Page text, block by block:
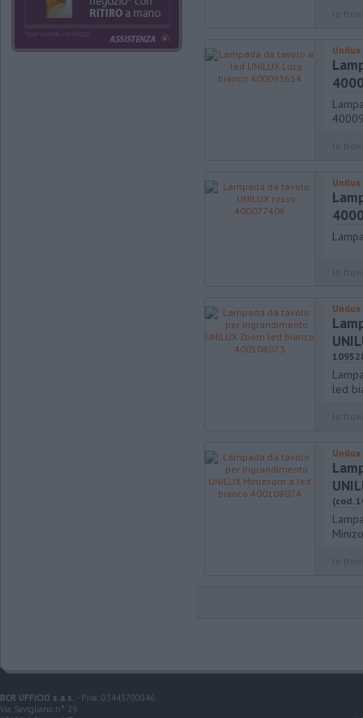
Unilux
Unilux
Unilux
led
Unilux
(cod.
BCR UFFICIO s.a.s. - P.iva: 03443700046
Via Savigliano n° 29